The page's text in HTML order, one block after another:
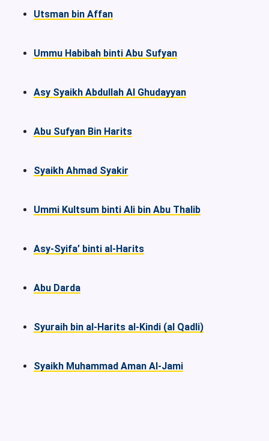
Utsman bin Affan
Ummu Habibah binti Abu Sufyan
Asy Syaikh Abdullah Al Ghudayyan
Abu Sufyan Bin Harits
Syaikh Ahmad Syakir
Ummi Kultsum binti Ali bin Abu Thalib
Asy-Syifa’ binti al-Harits
Abu Darda
Syuraih bin al-Harits al-Kindi (al Qadli)
Syaikh Muhammad Aman Al-Jami